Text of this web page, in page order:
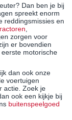
Dan ben je bij
spreekt enorm
reddingsmissies en
,
zorgen voor
er bovendien
motorische
dan ook onze
voertuigen
actie. Zoek je
ook een kijkje bij
buitenspeelgoed